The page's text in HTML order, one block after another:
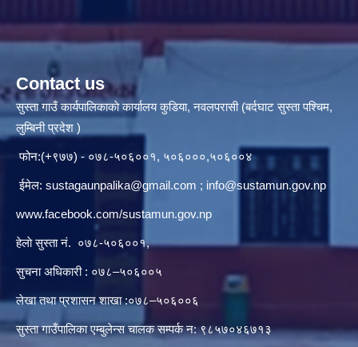
Contact us
सुस्ता गाउँ कार्यपालिकाकाे कार्यालय कुडिया, नवलपरासी (बर्दघाट सुस्ता पश्चिम,
लुम्बिनी प्रदेश )
फोन:(+९७७) - ०७८-५०६००१, ५०६०००,५०६००४
ईमेल: sustagaunpalika@gmail.com ; info@sustamun.gov.np
www.facebook.com/sustamun.gov.np
हेलाे सुस्ता नं. ०७८-५०६००१,
सुचना अधिकारी : ०७८–५०६००५
लेखा तथा प्रशासन शाखा :०७८–५०६००६
सुस्ता गाउँपालिका एम्बुलेन्स चालक सम्पर्क न‌‍: ९८५७०४६७१३